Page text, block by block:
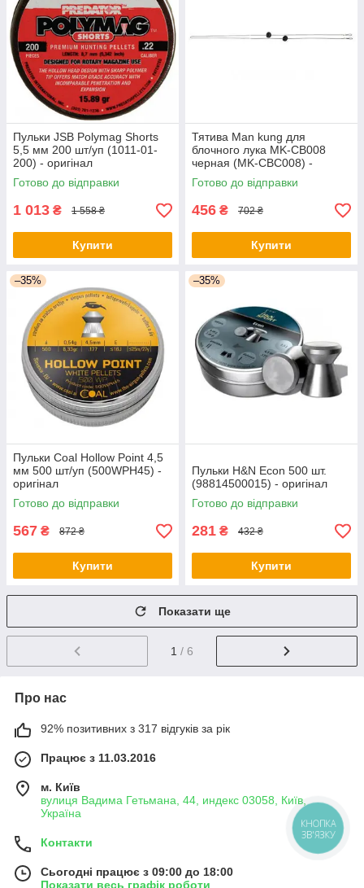
Пульки JSB Polymag Shorts
5,5 мм 200 шт/уп (1011-01-
200) - оригінал
Готово до відправки
1 013 ₴ 1 558 ₴
Купити
Тятива Man kung для
блочного лука MK-CB008
черная (MK-CBC008) -
оригінал
Готово до відправки
456 ₴ 702 ₴
Купити
–35%
Пульки Coal Hollow Point 4,5
мм 500 шт/уп (500WPH45) -
оригінал
Готово до відправки
567 ₴ 872 ₴
Купити
–35%
Пульки H&N Econ 500 шт.
(98814500015) - оригінал
Готово до відправки
281 ₴ 432 ₴
Купити
Показати ще
1 / 6
Про нас
92% позитивних з 317 відгуків за рік
Працює з 11.03.2016
м. Київ
вулиця Вадима Гетьмана, 44, индекс 03058, Київ,
Україна
Контакти
Сьогодні працює з 09:00 до 18:00
Показати весь графік роботи
КНОПКА
ЗВ'ЯЗКУ